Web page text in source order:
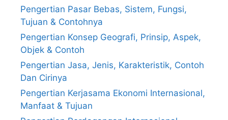
Pengertian Pasar Bebas, Sistem, Fungsi,
Tujuan & Contohnya
Pengertian Konsep Geografi, Prinsip, Aspek,
Objek & Contoh
Pengertian Jasa, Jenis, Karakteristik, Contoh
Dan Cirinya
Pengertian Kerjasama Ekonomi Internasional,
Manfaat & Tujuan